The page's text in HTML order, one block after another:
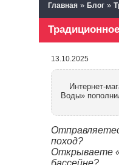
Главная » Блог »
13.10.2025
Интернет-
Воды»
поход?
Открываете
бассейне?